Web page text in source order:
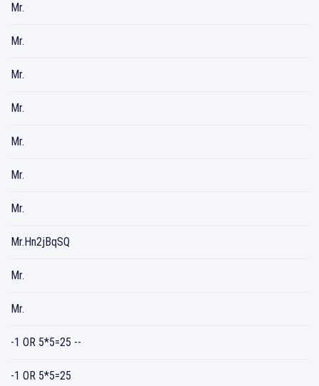
Mr.
Mr.
Mr.
Mr.
Mr.
Mr.
Mr.
Mr.Hn2jBqSQ
Mr.
Mr.
-1 OR 5*5=25 --
-1 OR 5*5=25